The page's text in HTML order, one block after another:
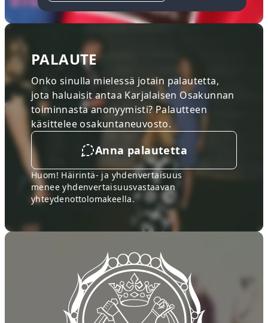
PALAUTE
Onko sinulla mielessä jotain palautetta,
jota haluaisit antaa Karjalaisen Osakunnan
toiminnasta anonyymisti? Palautteen
käsittelee osakuntaneuvosto.
Anna palautetta
Huom! Häirintä- ja yhdenvertaisuus
meneeyhdenvertaisuusvastaavan
yhteydenottolomakeella.